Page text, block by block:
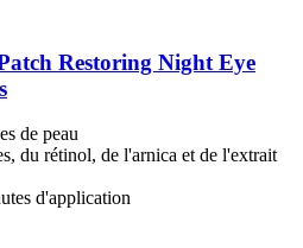
Restoring Night Eye
de peau
du rétinol, de l'arnica et de l'extrait
d'application